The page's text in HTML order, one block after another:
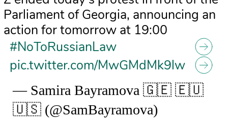
Parliament of Georgia, announcing an
action for tomorrow at 19:00
#NoToRussianLaw
pic.twitter.com/MwGMdMk9lw
— Samira Bayramova 🇬🇪 🇪🇺
🇺🇸 (@SamBayramova)